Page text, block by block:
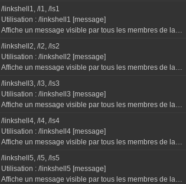
"Linkshell" devient le mode de discussion par défaut s...
/linkshell1, /l1, /ls1
Utilisation : /linkshell1 [message]
Affiche un message visible par tous les membres de la
/linkshell2, /l2, /ls2
Utilisation : /linkshell2 [message]
Affiche un message visible par tous les membres de la
/linkshell3, /l3, /ls3
Utilisation : /linkshell3 [message]
Affiche un message visible par tous les membres de la
/linkshell4, /l4, /ls4
Utilisation : /linkshell4 [message]
Affiche un message visible par tous les membres de la
/linkshell5, /l5, /ls5
Utilisation : /linkshell5 [message]
Affiche un message visible par tous les membres de la